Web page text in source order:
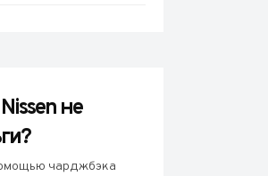
не
чарджбэка